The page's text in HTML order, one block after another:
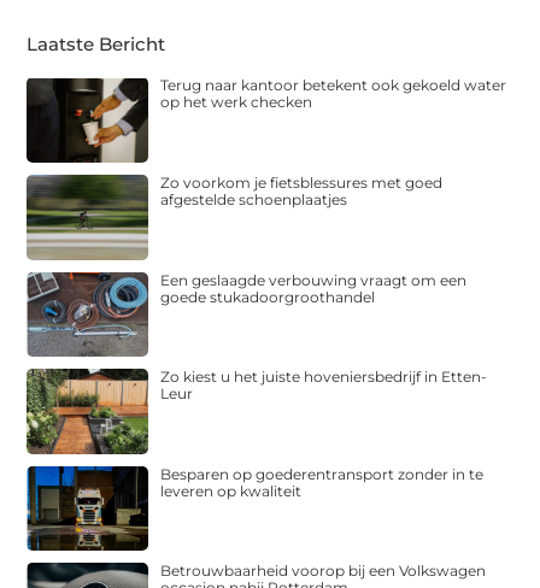
Laatste Bericht
Terug naar kantoor betekent ook gekoeld water
op het werk checken
Zo voorkom je fietsblessures met goed
afgestelde schoenplaatjes
Een geslaagde verbouwing vraagt om een
goede stukadoorgroothandel
Zo kiest u het juiste hoveniersbedrijf in Etten-
Leur
Besparen op goederentransport zonder in te
leveren op kwaliteit
Betrouwbaarheid voorop bij een Volkswagen